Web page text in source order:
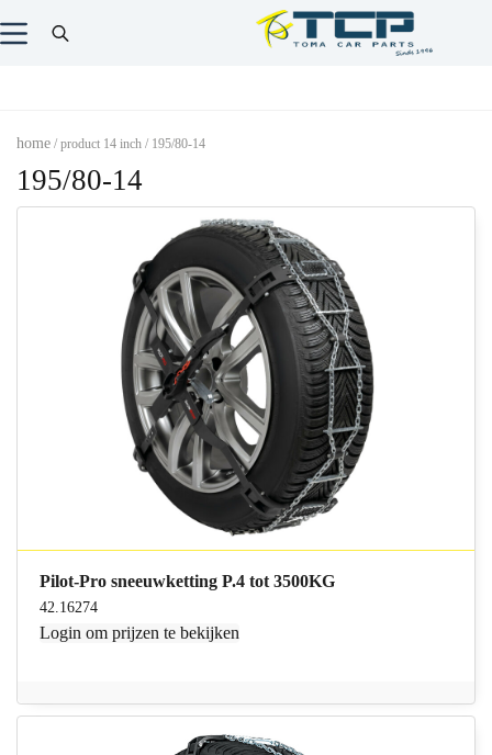
home / product 14 inch / 195/80-14
195/80-14
Pilot-Pro sneeuwketting P.4 tot 3500KG
42.16274
Login om prijzen te bekijken